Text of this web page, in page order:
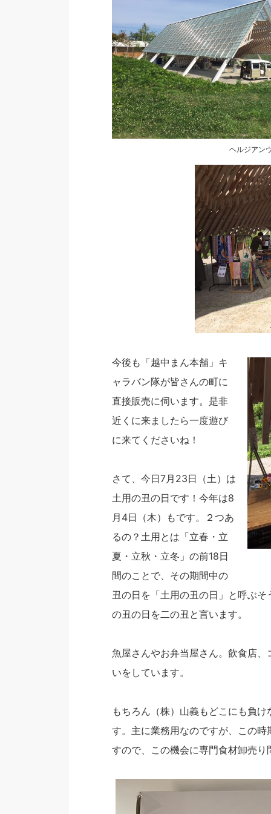
ヘルジアンウ
今後も「越中まん本舗」キ
ャラバン隊が皆さんの町に
直接販売に伺います。是非
近くに来ましたら一度遊び
に来てくださいね！
さて、今日7月23日（土）は
土用の丑の日です！今年は8
月4日（木）もです。２つあ
るの？土用とは「立春・立
夏・立秋・立冬」の前18日
間のことで、その期間中の
丑の日を「土用の丑の日」と呼ぶ
の丑の日を二の丑と言います。
魚屋さんやお弁当屋さん。飲食店
いをしています。
もちろん（株）山義もどこにも負
す。主に業務用なのですが、この
すので、この機会に専門食材卸売